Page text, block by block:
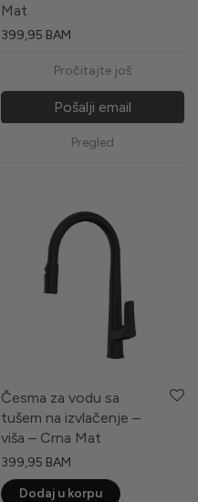
Mat
399,95 BAM
Pročitajte još
Pošalji email
Pregled
Česma za vodu sa
tušem na izvlačenje –
viša – Crna Mat
399,95 BAM
Dodaj u korpu